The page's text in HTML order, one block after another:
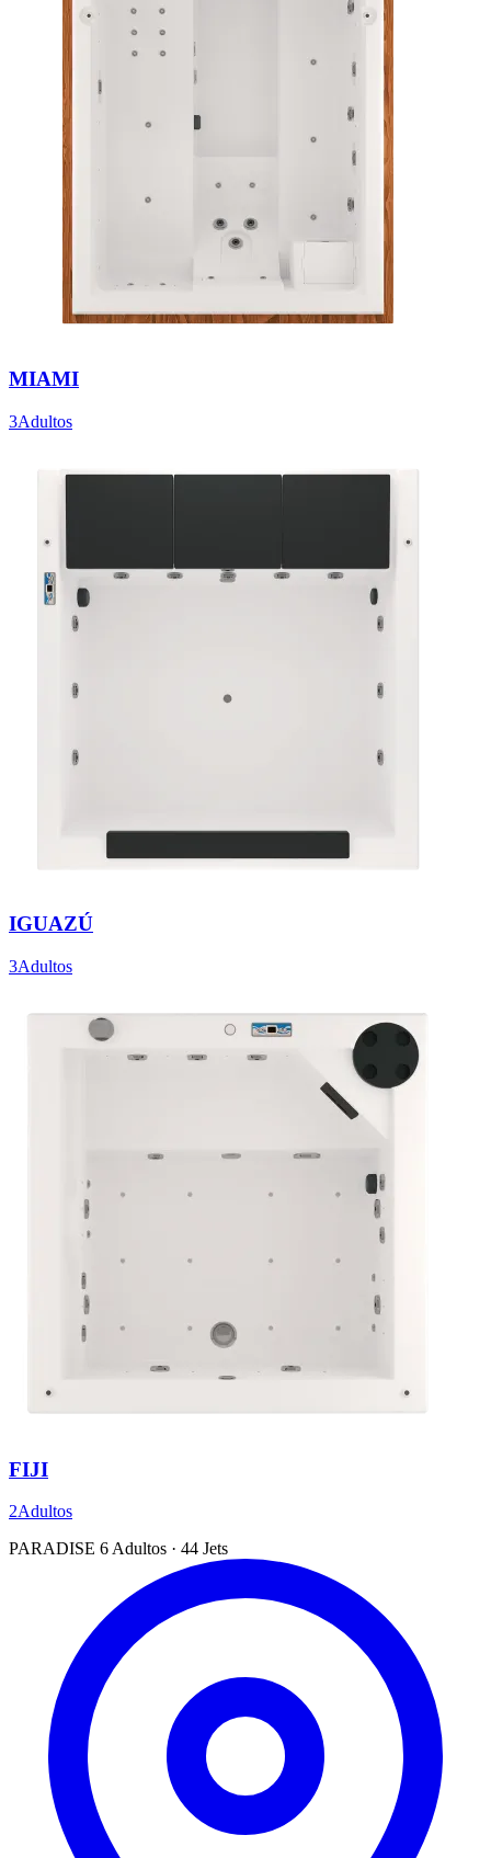
MIAMI
3Adultos
IGUAZÚ
3Adultos
FIJI
2Adultos
PARADISE 6 Adultos · 44 Jets